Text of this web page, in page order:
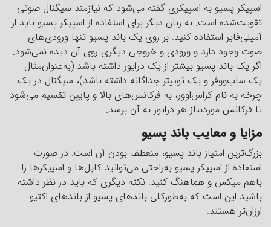
اسپیکر پسیو به اسپیکری گفته می‌شود که نیازمند سیگنال صوتی
تقویت‌شده است. به زبان دیگر برای استفاده از اسپیکر پسیو باید از
آمپلی‌فایر استفاده کنید. بر روی یک باند پسیو تنها ورودی‌های
صوت وجود دارد و ورودی و خروجی دیگری روی آن دیده نمی‌شود.
اگر یک باند پسیو بیشتر از یک درایور داشته باشد (به‌عنوان‌مثال
یک ساب‌ووفر و یک توییتر جداگانه داشته باشد)، سیگنال در یک
چرخه به نام کراس‌اوور، به فرکانس‌های بالا و پایین تقسیم می‌شود
تا فرکانس موردنیاز هر درایور به آن برسد.
مزایا و معایب باند پسیو
بزرگ‌ترین امتیاز باند پسیو، منعطف بودن آن است. در صورت
استفاده از اسپیکر پسیو به‌راحتی می‌توانید کابل‌ها و اسپیکرها را
باهم میکس و هماهنگ کنید. نکته دیگری که باید در نظر داشته
باشید این است که به‌طورکلی باندهای پسیو از باندهای اکتیو
ارزان‌تر هستند.